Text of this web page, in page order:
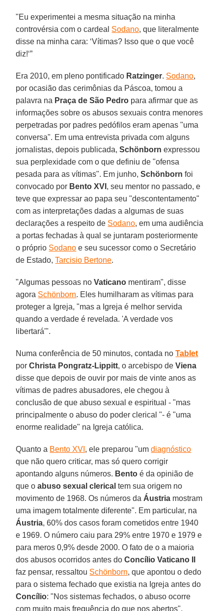
"Eu experimentei a mesma situação na minha
controvérsia com o cardeal Sodano, que literalmente
disse na minha cara: ‘Vítimas? Isso que o que você
diz!‘”
Era 2010, em pleno pontificado Ratzinger. Sodano,
por ocasião das cerimônias da Páscoa, tomou a
palavra na Praça de São Pedro para afirmar que as
informações sobre os abusos sexuais contra menores
perpetradas por padres pedófilos eram apenas "uma
conversa". Em uma entrevista privada com alguns
jornalistas, depois publicada,Schönbornexpressou
sua perplexidade com o que definiu de "ofensa
pesada para as vítimas". Em junho,Schönbornfoi
convocado por Bento XVI , seu mentor no passado, e
teve que expressar ao papa seu "descontentamento"
com as interpretações dadas a algumas de suas
declarações a respeito de Sodano, em uma audiência
a portas fechadas à qual se juntaram posteriormente
o próprio Sodano e seu sucessor como o Secretário
de Estado,Tarcisio Bertone.
"Algumas pessoas noVaticano mentiram", disse
agora Schönborn. Eles humilharam as vítimas para
proteger a Igreja, "mas a Igreja é melhor servida
quando a verdade é revelada. 'A verdade vos
libertará'".
Numa conferência de 50 minutos, contada noTablet
porChrista Pongratz-Lippitt, o arcebispo deViena
disse que depois de ouvir por mais de vinte anos as
vítimas de padres abusadores, ele chegou à
conclusão de que abuso sexual e espiritual - "mas
principalmente o abuso do poder clerical "- é "uma
enorme realidade" na Igreja católica.
Quanto a Bento XVI , ele preparou "umdiagnóstico
que não quero criticar, mas só quero corrigir
apontando alguns números. Bento é da opinião de
que oabuso sexual clerical tem sua origem no
movimento de 1968. Os números da Áustria mostram
uma imagem totalmente diferente". Em particular, na
Áustria, 60% dos casos foram cometidos entre 1940
e 1969. O número caiu para 29% entre 1970 e 1979 e
para meros 0,9% desde 2000. O fato de o a maioria
dos abusos ocorridos antes doConcílio Vaticano II
faz pensar, ressaltou Schönborn, que apontou o dedo
para o sistema fechado que existia na Igreja antes do
Concílio: "Nos sistemas fechados, o abuso ocorre
com muito mais frequência do que nos abertos".